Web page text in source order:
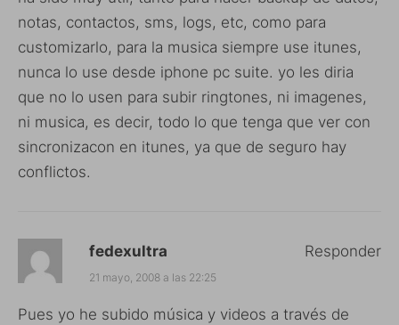
notas, contactos, sms, logs, etc, como para
customizarlo, para la musica siempre use itunes,
nunca lo use desde iphone pc suite. yo les diria
que no lo usen para subir ringtones, ni imagenes,
ni musica, es decir, todo lo que tenga que ver con
sincronizacon en itunes, ya que de seguro hay
conflictos.
fedexultra
21 mayo, 2008 a las 22:25
Pues yo he subido música y videos a través de
Responder